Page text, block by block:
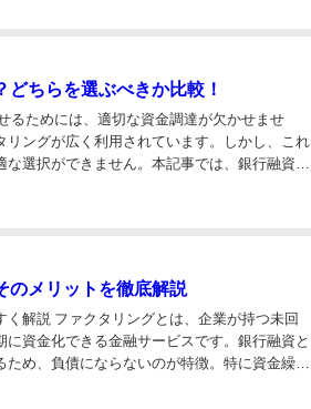
ちらを選ぶべきか比較！
るためには、適切な資金調達が欠かせませ
ングが広く利用されています。しかし、これ
選択ができません。本記事では、銀行融資と
のメリットを徹底解説
解説 ファクタリングとは、企業が持つ未回
資金化できる金融サービスです。銀行融資と
め、負債にならないのが特徴。特に資金繰り